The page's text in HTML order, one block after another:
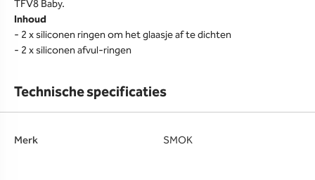
TFV8 Baby.
Inhoud
- 2 x siliconen ringen om het glaasje af te dichten
- 2 x siliconen afvul-ringen
Technische specificaties
Merk SMOK